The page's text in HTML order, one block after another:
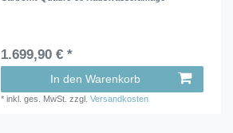
1.699,90 € *
In den Warenkorb
*inkl. ges. MwSt. zzgl.Versandkosten